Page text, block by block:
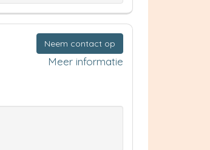
Neem contact op
Meer informatie